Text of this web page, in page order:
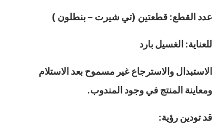
عدد القطع: قطعتين (تي شيرت – بنطلون )
للعناية: الغسيل بارد
الاستبدال والاسترجاع غير مسموح بعد الاستلام
ومعاينة المنتج في وجود المندوب.
قد تودين رؤية: